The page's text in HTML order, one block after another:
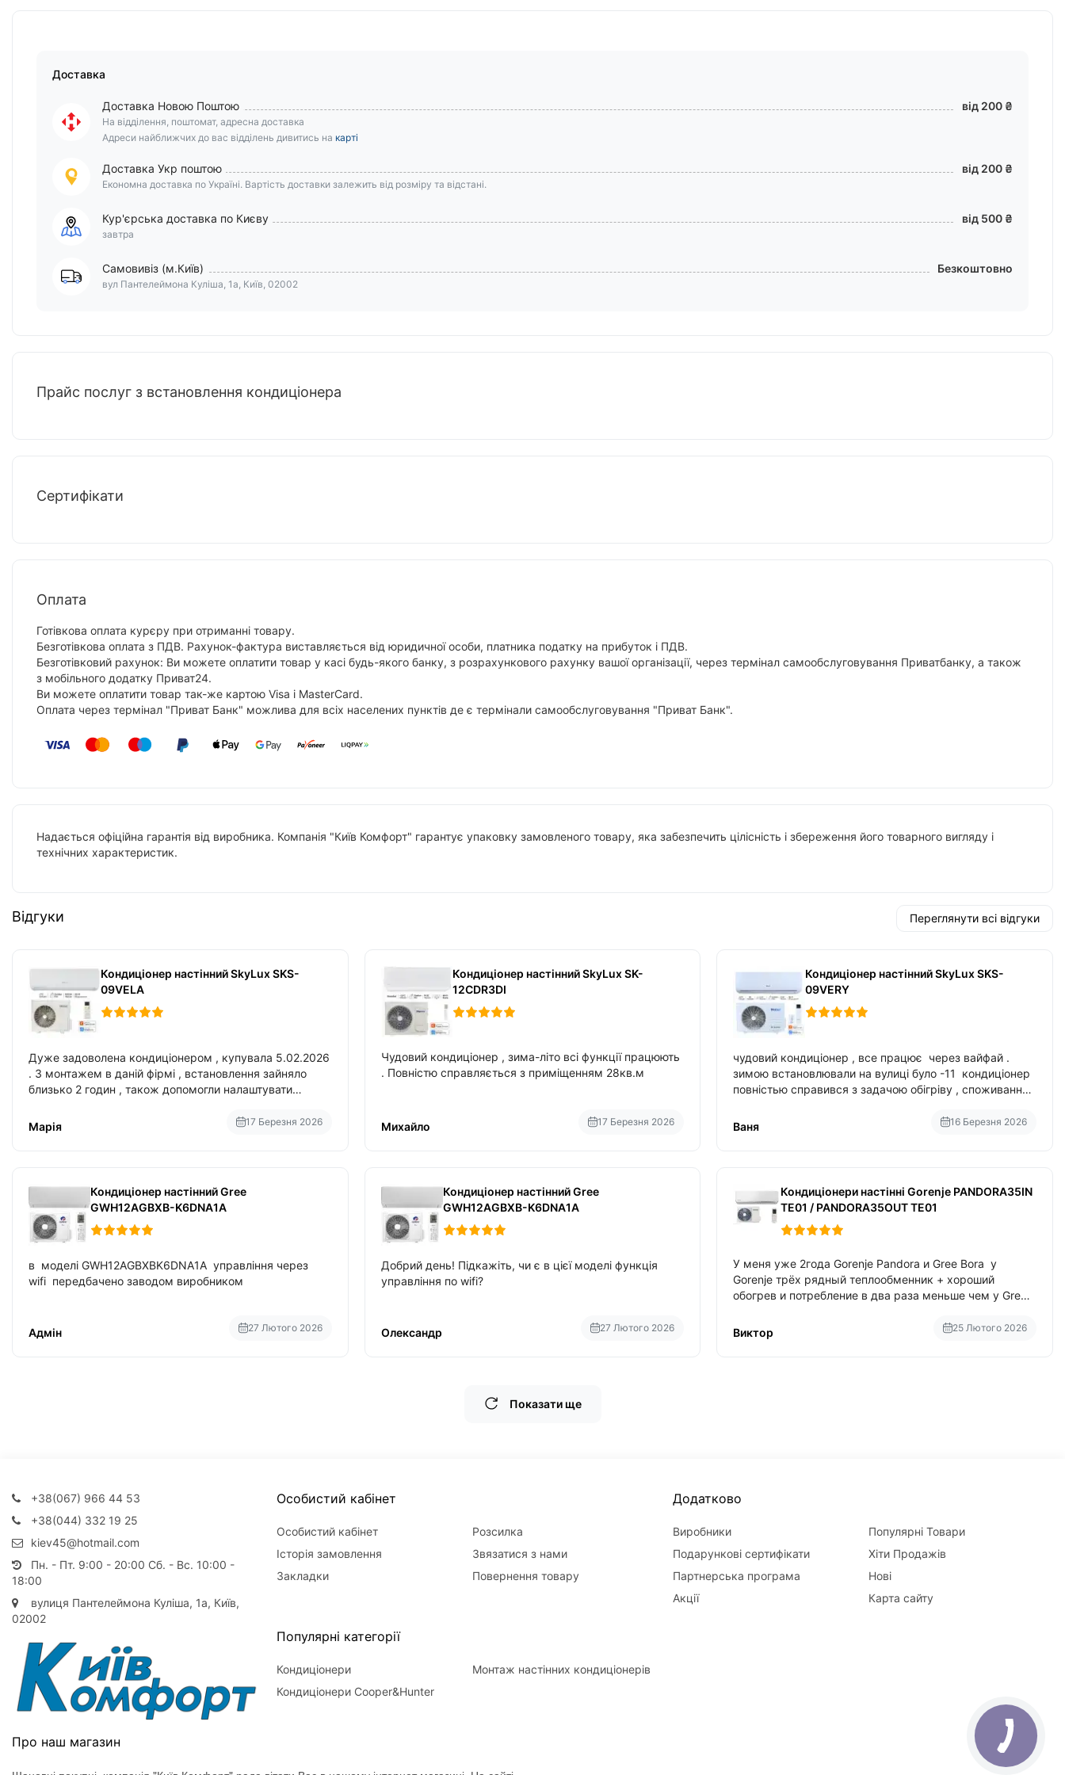
Доставка
Доставка Новою Поштою
На відділення, поштомат, адресна доставка
Адреси найближчих до вас відділень дивитись на карті
від 200 ₴
Доставка Укр поштою
Економна доставка по Україні. Вартість доставки залежить від розміру та відстані.
від 200 ₴
Кур'єрська доставка по Києву
завтра
від 500 ₴
Самовивіз (м.Київ)
вул Пантелеймона Куліша, 1а, Київ, 02002
Безкоштовно
Прайс послуг з встановлення кондиціонера
Сертифікати
Оплата
Готівкова оплата курєру при отриманні товару.
Безготівкова оплата з ПДВ. Рахунок-фактура виставляється від юридичної особи, платника податку на прибуток і ПДВ.
Безготівковий рахунок: Ви можете оплатити товар у касі будь-якого банку, з розрахункового рахунку вашої організації, через термінал самообслуговування Приватбанку, а також
з мобільного додатку Приват24.
Ви можете оплатити товар так-же картою Visa і MasterCard.
Оплата через термінал "Приват Банк" можлива для всіх населених пунктів де є термінали самообслуговування "Приват Банк".
Надається офіційна гарантія від виробника. Компанія "Київ Комфорт" гарантує упаковку замовленого товару, яка забезпечить цілісність і збереження його товарного вигляду і
технічних характеристик.
Відгуки Переглянути всі відгуки
Кондиціонер настінний SkyLux SKS-
09VELA
Дуже задоволена кондиціонером , купувала 5.02.2026
. З монтажем в даній фірмі , встановлення зайняло
близько 2 годин , також допомогли налаштувати
Марія
17 Березня 2026
Кондиціонер настінний SkyLux SK-
12CDR3DI
Чудовий кондиціонер , зима-літо всі функції працюють
. Повністю справляється з приміщенням 28кв.м
Михайло 17 Березня 2026
Кондиціонер настінний SkyLux SKS-
09VERY
чудовий кондиціонер , все працює через вайфай .
зимою встановлювали на вулиці було -11 кондиціонер
повністью справився з задачою обігріву , споживання
температури
Ваня 16 Березня 2026
Кондиціонер настінний Gree
GWH12AGBXB-K6DNA1A
в моделі GWH12AGBXBK6DNA1A управління через
wifi передбачено заводом виробником
Адмін 27 Лютого 2026
Кондиціонер настінний Gree
GWH12AGBXB-K6DNA1A
Добрий день! Підкажіть, чи є в цієї моделі функція
управління по wifi?
Олександр 27 Лютого 2026
Кондиціонери настінні Gorenje PANDORA35IN
TE01 / PANDORA35OUT TE01
У меня уже 2года Gorenje Pandora и Gree Bora у
Gorenje трёх рядный теплообменник + хороший
обогрев и потребление в два раза меньше чем у Gree
малолитражка с паркетником ре
Виктор 25 Лютого 2026
Показати ще
+38(067) 966 44 53
+38(044) 332 19 25
kiev45@hotmail.com
Пн. - Пт. 9:00 - 20:00 Сб. - Вс. 10:00 -
18:00
вулиця Пантелеймона Куліша, 1а, Київ,
02002
Особистий кабінет
Особистий кабінет
Історія замовлення
Закладки
Розсилка
Звязатися з нами
Повернення товару
Додатково
Виробники
Подарункові сертифікати
Партнерська програма
Акції
Популярні Товари
Хіти Продажів
Нові
Карта сайту
Популярні категорії
Кондиціонери
Кондиціонери Cooper&Hunter
Монтаж настінних кондиціонерів
Про наш магазин